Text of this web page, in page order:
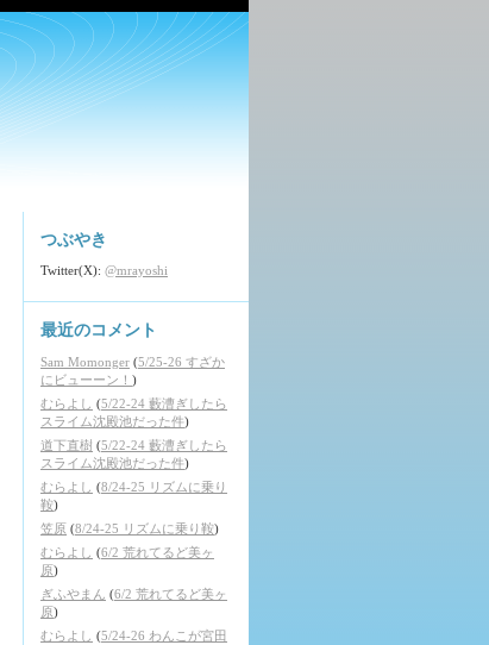
つぶやき
Twitter(X): @mrayoshi
最近のコメント
Sam Momonger (5/25-26 すざか
にビューーン！ )
むらよし (5/22-24 藪漕ぎしたら
スライム沈殿池だった件)
道下直樹 (5/22-24 藪漕ぎしたら
スライム沈殿池だった件)
むらよし (8/24-25 リズムに乗り
鞍)
笠原 (8/24-25 リズムに乗り鞍)
むらよし (6/2 荒れてるど美ヶ
原)
ぎふやまん (6/2 荒れてるど美ヶ
原)
むらよし (5/24-26 わんこが宮田